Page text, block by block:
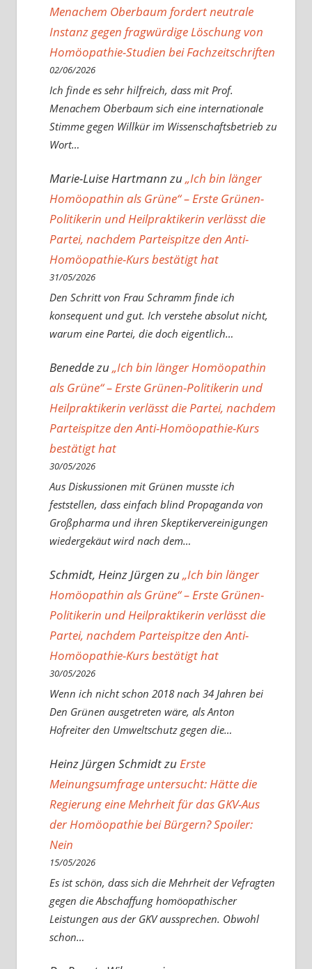
Menachem Oberbaum fordert neutrale
Instanz gegen fragwürdige Löschung von
Homöopathie-Studien bei Fachzeitschriften
02/06/2026
Ich finde es sehr hilfreich, dass mit Prof.
Menachem Oberbaum sich eine internationale
Stimme gegen Willkür im Wissenschaftsbetrieb zu
Wort…
Marie-Luise Hartmannzu„Ich bin länger
Homöopathin als Grüne“ – Erste Grünen-
Politikerin und Heilpraktikerin verlässt die
Partei, nachdem Parteispitze den Anti-
Homöopathie-Kurs bestätigt hat
31/05/2026
Den Schritt von Frau Schramm finde ich
konsequent und gut. Ich verstehe absolut nicht,
warum eine Partei, die doch eigentlich…
Beneddezu„Ich bin länger Homöopathin
als Grüne“ – Erste Grünen-Politikerin und
Heilpraktikerin verlässt die Partei, nachdem
Parteispitze den Anti-Homöopathie-Kurs
bestätigt hat
30/05/2026
Aus Diskussionen mit Grünen musste ich
feststellen, dass einfach blind Propaganda von
Großpharma und ihren Skeptikervereinigungen
wiedergekäut wird nach dem…
Schmidt, Heinz Jürgenzu„Ich bin länger
Homöopathin als Grüne“ – Erste Grünen-
Politikerin und Heilpraktikerin verlässt die
Partei, nachdem Parteispitze den Anti-
Homöopathie-Kurs bestätigt hat
30/05/2026
Wenn ich nicht schon 2018 nach 34 Jahren bei
Den Grünen ausgetreten wäre, als Anton
Hofreiter den Umweltschutz gegen die…
Heinz Jürgen SchmidtzuErste
Meinungsumfrage untersucht: Hätte die
Regierung eine Mehrheit für das GKV-Aus
der Homöopathie bei Bürgern? Spoiler:
Nein
15/05/2026
Es ist schön, dass sich die Mehrheit der Vefragten
gegen die Abschaffung homöopathischer
Leistungen aus der GKV aussprechen. Obwohl
schon…